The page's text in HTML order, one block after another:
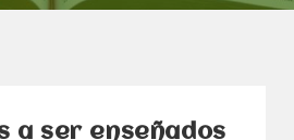
a ser enseñados